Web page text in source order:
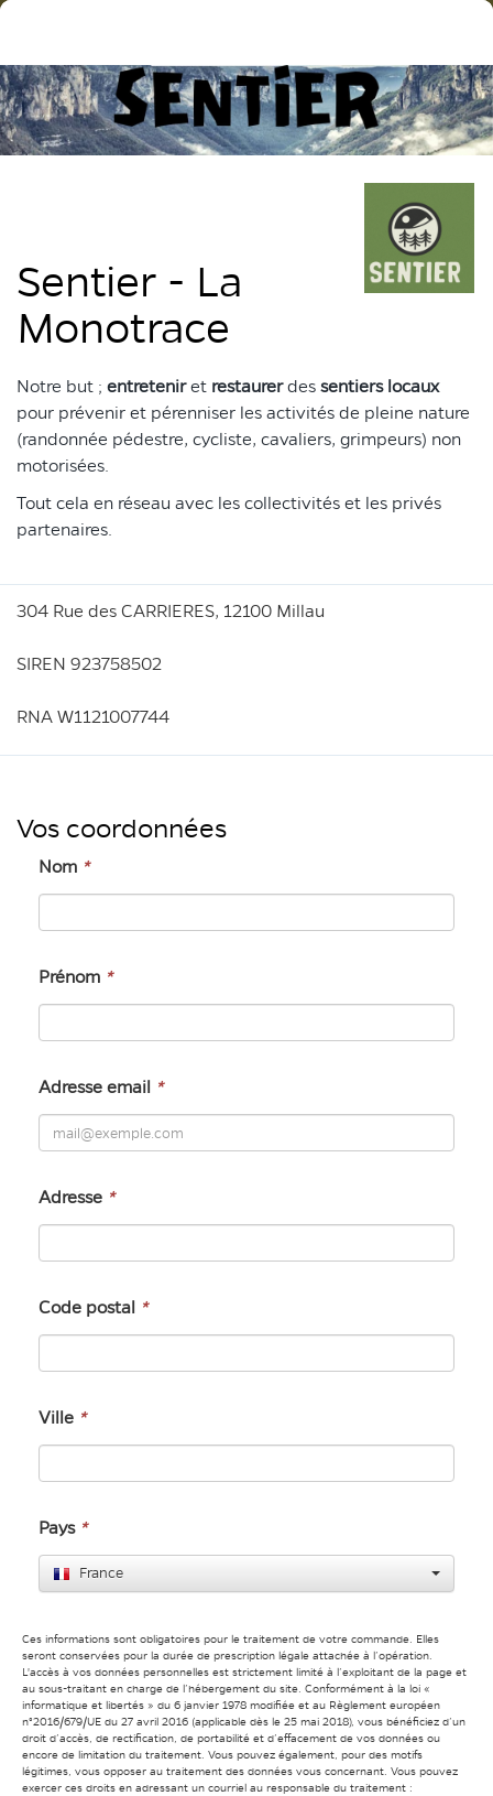
Sentier - La
Monotrace
Notre but ; entreteniret restaurerdes sentiers locaux
pour prévenir et pérenniser les activités de pleine nature
(randonnée pédestre, cycliste, cavaliers, grimpeurs) non
motorisées.
Tout cela en réseau avec les collectivités et les privés
partenaires.
304 Rue des CARRIERES, 12100 Millau
SIREN 923758502
RNA W1121007744
Vos coordonnées
Nom *
Prénom *
Adresse email *
Adresse *
Code postal *
Ville *
Pays *
France
Ces informations sont obligatoires pour le traitement de votre commande. Elles
seront conservées pour la durée de prescription légale attachée à l’opération.
L'accès à vos données personnelles est strictement limité à l’exploitant de la page et
au sous-traitant en charge de l’hébergement du site. Conformément à la loi «
informatique et libertés » du 6 janvier 1978 modifiée et au Règlement européen
n°2016/679/UE du 27 avril 2016 (applicable dès le 25 mai 2018), vous bénéficiez d’un
droit d’accès, de rectification, de portabilité et d’effacement de vos données ou
encore de limitation du traitement. Vous pouvez également, pour des motifs
légitimes, vous opposer au traitement des données vous concernant. Vous pouvez
exercer ces droits en adressant un courriel au responsable du traitement :